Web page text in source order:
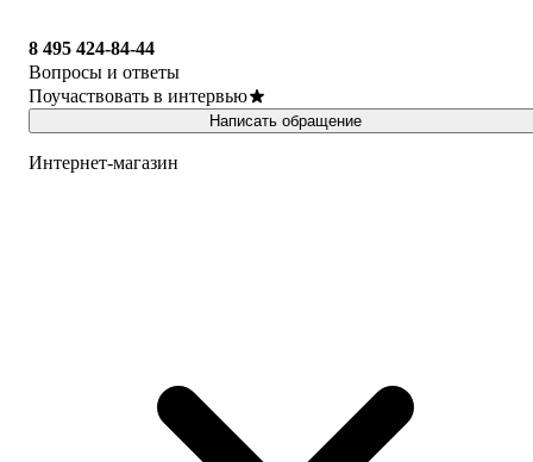
8 495 424-84-44
Вопросы и ответы
Поучаствовать в интервью
Написать обращение
Интернет-магазин